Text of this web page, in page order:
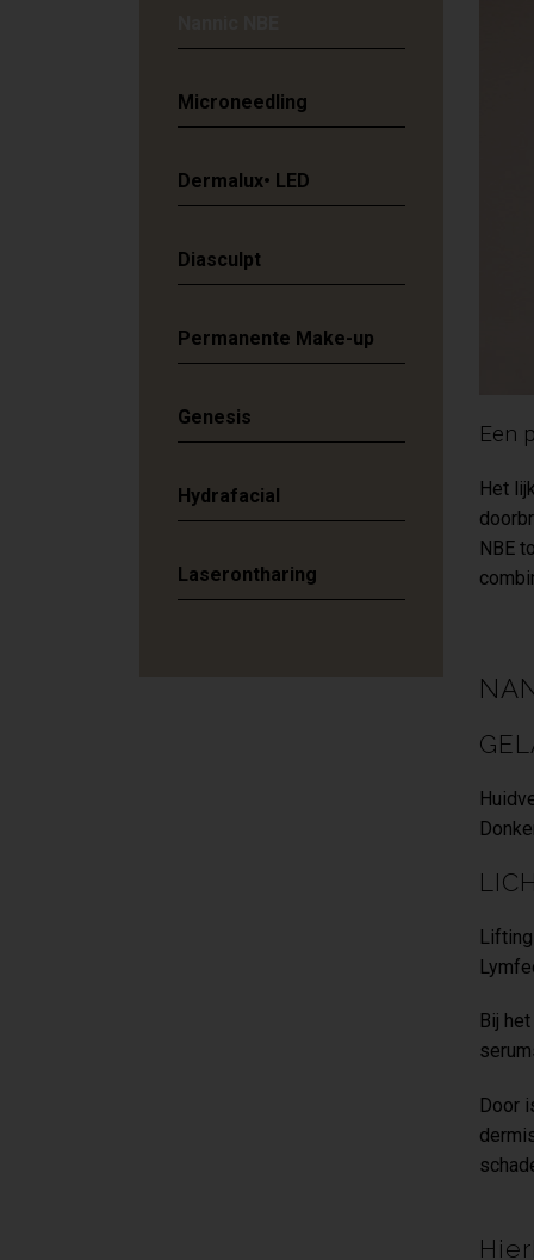
Microneedling
Dermalux• LED
Diasculpt
Permanente Make-up
Genesis
Hydrafacial
Laserontharing
Een
Het
NBE
Bij het
Door